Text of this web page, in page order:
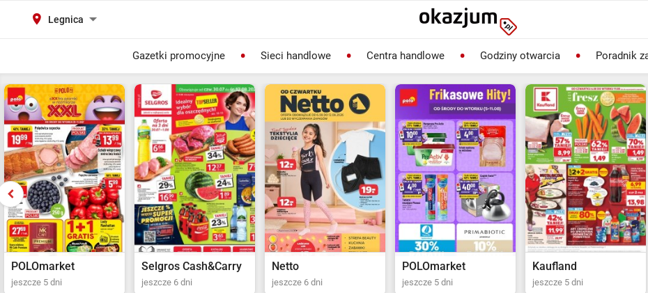
Legnica
Gazetki promocyjne Sieci handlowe Centra handlowe Godziny otwarcia Poradnik
Selgros Cash&Carry
jeszcze 6 dni
Netto
jeszcze 6 dni
POLOmarket
jeszcze 5 dni
Kaufland
jeszcze 5 dni
Biedronka
jeszcze 2 dni